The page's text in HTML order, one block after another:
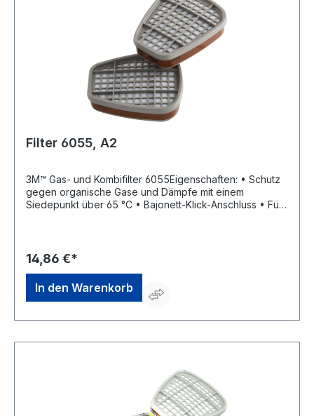
Filter 6055, A2
3M™ Gas- und Kombifilter 6055Eigenschaften: • Schutz
gegen organische Gase und Dämpfe mit einem
Siedepunkt über 65 °C • Bajonett-Klick-Anschluss • Für
DE, +492131140, 3m.premiumcustomer.dach@mmm.com
14,86 €*
In den Warenkorb